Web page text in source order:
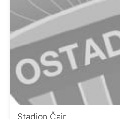
Stadion Čair